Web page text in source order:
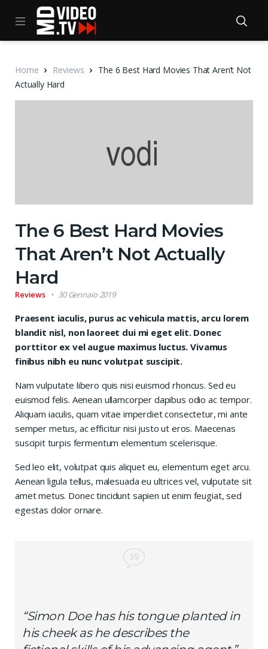
Home Reviews
The 6 Best Hard Movies That Aren’t Not
Actually Hard
The 6 Best Hard Movies
That Aren’t Not Actually
Hard
Reviews 30 Gennaio 2019
Praesent iaculis, purus ac vehicula mattis, arcu lorem
blandit nisl, non laoreet dui mi eget elit. Donec
porttitor ex vel augue maximus luctus. Vivamus
finibus nibh eu nunc volutpat suscipit.
Nam vulputate libero quis nisi euismod rhoncus. Sed eu
euismod felis. Aenean ullamcorper dapibus odio ac tempor.
Aliquam iaculis, quam vitae imperdiet consectetur, mi ante
semper metus, ac efficitur nisi justo ut eros. Maecenas
suscipit turpis fermentum elementum scelerisque.
Sed leo elit, volutpat quis aliquet eu, elementum eget arcu.
Aenean ligula tellus, malesuada eu ultrices vel, vulputate sit
amet metus. Donec tincidunt sapien ut enim feugiat, sed
egestas dolor ornare.
“Simon Doe has his tongue planted in
his cheek as he describes the